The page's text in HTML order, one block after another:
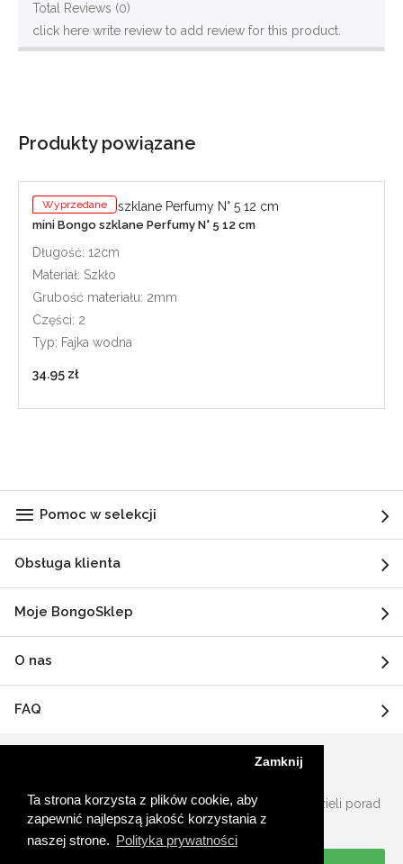
Ta strona korzysta z plików cookie, aby
zapewnić najlepszą jakość korzystania z
naszej strone. Polityka prywatności
Zamknij
Total Reviews (0)
click here write review to add review for this product.
Produkty powiązane
Wyprzedane
mini Bongo szklane Perfumy N° 5 12 cm
Długość: 12cm
Materiał: Szkło
Grubość materiału: 2mm
Części: 2
Typ: Fajka wodna
34.95 zł
Pomoc w selekcji
Obsługa klienta
Moje BongoSklep
O nas
FAQ
Potrzebujesz pomocy lub porady?
Nasz zespół specjalistów ds. Produktów chętnie udzieli porad
ekspertów.